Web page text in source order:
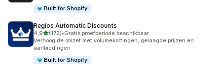
Built for Shopify
Regios Automatic Discounts
4,9van 5 sterren
(172)
172 recensies in totaal
•Gratis proefperiode beschikbaar
Verhoog de omzet met volumekortingen, gelaagde prijzen en
aanbiedingen
Built for Shopify